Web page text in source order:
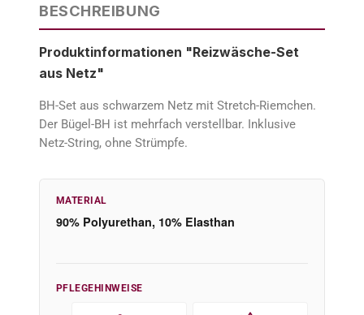
BESCHREIBUNG
Produktinformationen "Reizwäsche-Set
aus Netz"
BH-Set aus schwarzem Netz mit Stretch-Riemchen.
Der Bügel-BH ist mehrfach verstellbar. Inklusive
Netz-String, ohne Strümpfe.
MATERIAL
90% Polyurethan, 10% Elasthan
PFLEGEHINWEISE